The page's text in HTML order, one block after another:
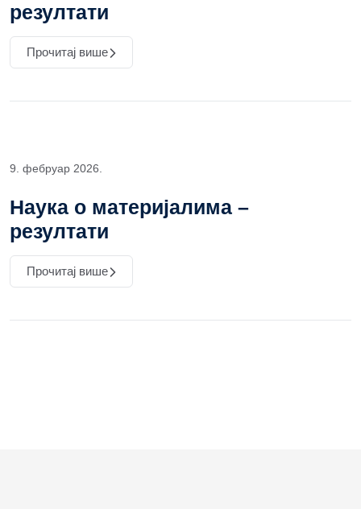
резултати
Прочитај више
9. фебруар 2026.
Наука о материјалима –
резултати
Прочитај више